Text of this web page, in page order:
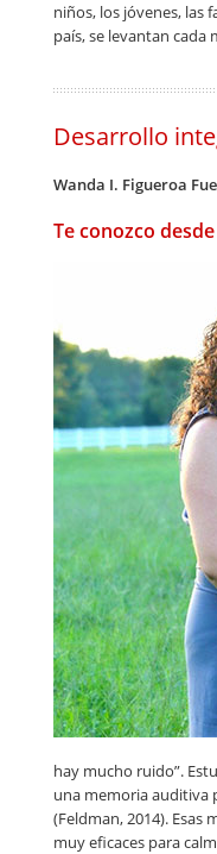
niños, los jóvenes, las
país, se levantan cada
Desarrollo
Wanda I. Figueroa
Te conozco
hay mucho ruido”.
una memoria auditiva
(Feldman, 2014). Esas
muy eficaces para